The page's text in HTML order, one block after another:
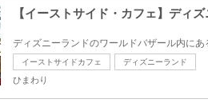
【イーストサイド・カフェ】ディ
ディズニーランドのワールドバザール内に
イーストサイドカフェ ディズニーランド
ひまわり